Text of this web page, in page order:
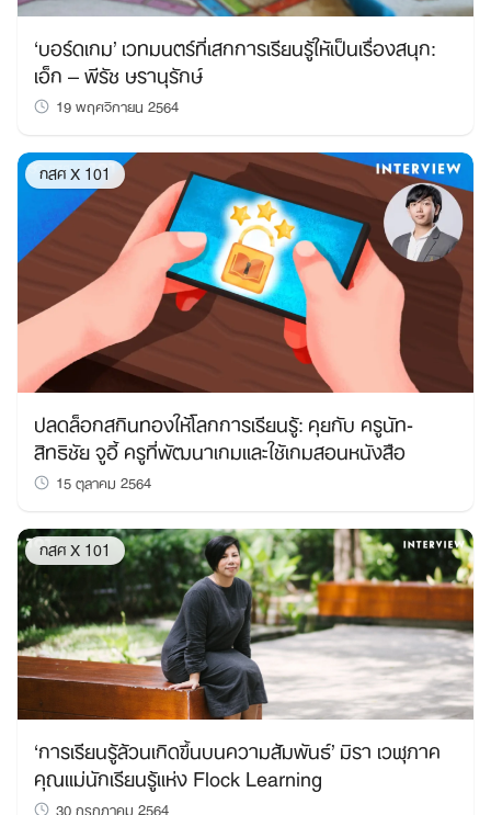
‘บอร์ดเกม’ เวทมนตร์ที่เสกการเรียนรู้ให้เป็นเรื่องสนุก:
เอ็ก – พีรัช ษรานุรักษ์
19 พฤศจิกายน 2564
กสศ X 101
ปลดล็อกสกินทองให้โลกการเรียนรู้: คุยกับ ครูนัท-
สิทธิชัย จูอี้ ครูที่พัฒนาเกมและใช้เกมสอนหนังสือ
15 ตุลาคม 2564
กสศ X 101
‘การเรียนรู้ล้วนเกิดขึ้นบนความสัมพันธ์’ มิรา เวฬุภาค
คุณแม่นักเรียนรู้แห่ง Flock Learning
30 กรกฎาคม 2564